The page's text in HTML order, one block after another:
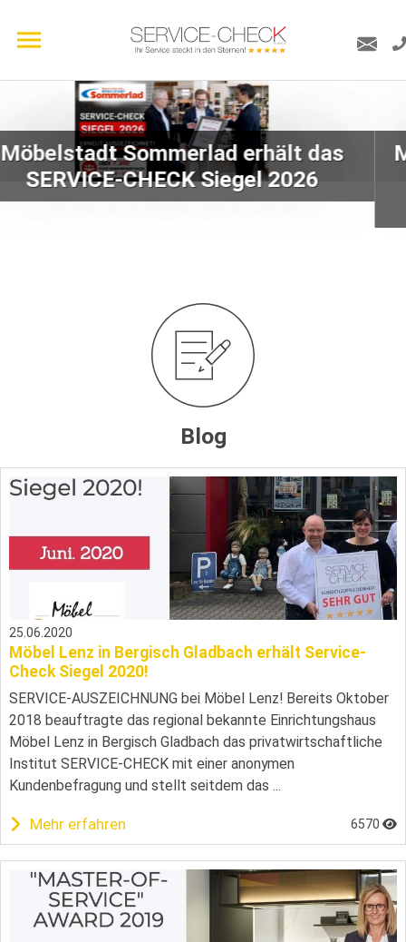
Möbel/Mobili Planer erhält SERVICE-
CHECK Siegel 2026 für hohe
Kundenzufriedenheit
Blog
25.06.2020
Möbel Lenz in Bergisch Gladbach erhält Service-
Check Siegel 2020!
SERVICE-AUSZEICHNUNG bei Möbel Lenz! Bereits Oktober
2018 beauftragte das regional bekannte Einrichtungshaus
Möbel Lenz in Bergisch Gladbach das privatwirtschaftliche
Institut SERVICE-CHECK mit einer anonymen
Kundenbefragung und stellt seitdem das ...
Mehr erfahren 6570